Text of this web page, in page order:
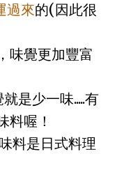
過來的(因此很
味覺更加豐富
是少一味.....有
料喔！
料是日式料理